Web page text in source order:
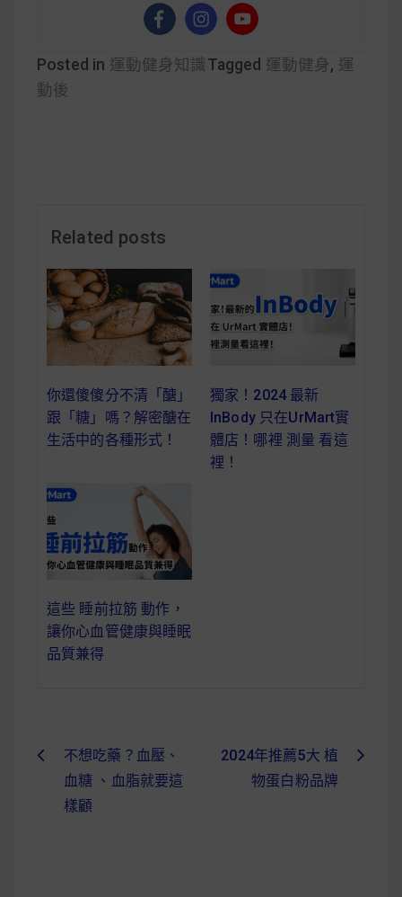
Posted in 運動健身知識 Tagged 運動健身, 運
動後
Related posts
你還傻傻分不清「醣」
跟「糖」嗎？解密醣在
生活中的各種形式！
獨家！2024 最新
InBody 只在UrMart實
體店！哪裡 測量 看這
裡！
這些 睡前拉筋 動作，
讓你心血管健康與睡眠
品質兼得
文
不想吃藥？血壓、
血糖 、血脂就要這
樣顧
2024年推薦5大 植
物蛋白粉品牌